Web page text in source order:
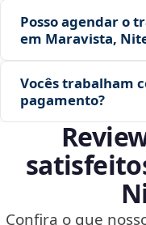
Posso agendar o
em Maravista,
Vocês trabalham
pagamento?
Confira o que